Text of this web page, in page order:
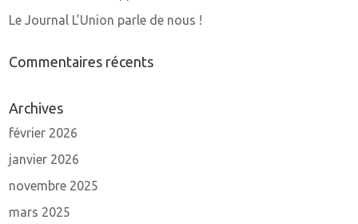
Le Journal L’Union parle de nous !
Commentaires récents
Archives
février 2026
janvier 2026
novembre 2025
mars 2025